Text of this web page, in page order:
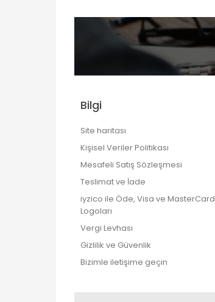
Bilgi
Site haritası
Kişisel Veriler Politikası
Mesafeli Satış Sözleşmesi
Teslimat ve İade
iyzico ile Öde, Visa ve MasterCard
Logoları
Vergi Levhası
Gizlilik ve Güvenlik
Bizimle iletişime geçin